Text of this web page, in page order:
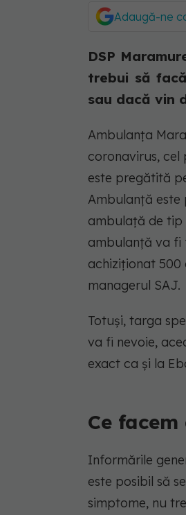
Adaugă-ne
DSP
trebui să
sau dacă vin
Ambulanța
coronavirus, cel
este pregătită
Ambulanță este
ambulață de tip
ambulanță va fi
achiziționat 500
managerul SAJ.
Totuși, targa
va fi nevoie,
exact ca și la
Ce
Informările
este posibil să
simptome, nu